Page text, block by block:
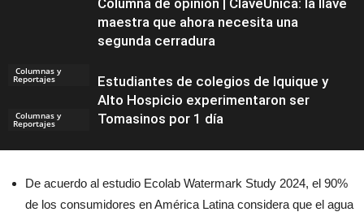
Columnas y
Reportajes
Columnas y
Reportajes
Columna de opinión | ClaveÚnica: la llave
maestra que ahora necesita una
segunda cerradura
Noticias
Estudiantes de colegios de Iquique y
Alto Hospicio experimentaron ser
Tomasinos por 1 día
De acuerdo al estudio Ecolab Watermark Study 2024, el 90%
de los consumidores en América Latina considera que el agua